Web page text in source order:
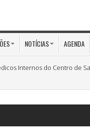
NOTÍCIAS AGENDA
Internos do Centro de